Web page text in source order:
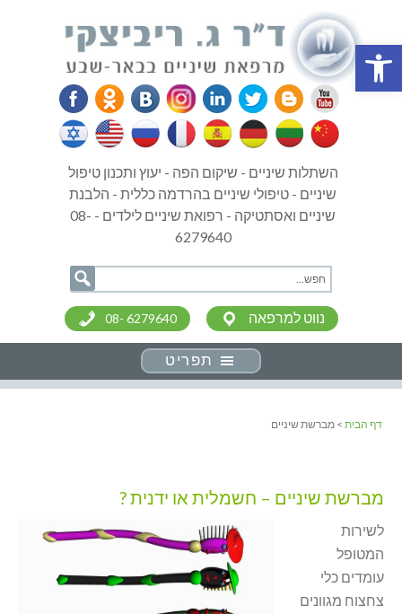
פתח סרגל נגישות
השתלות שיניים - שיקום הפה - יעוץ ותכנון טיפול
שיניים - טיפולי שיניים בהרדמה כללית - הלבנת
שיניים ואסתטיקה - רפואת שיניים לילדים - 08-
6279640
08- 6279640 נווט למרפאה
תפריט
דף הבית > מברשת שיניים
מברשת שיניים – חשמלית או ידנית ?
לשירות
המטופל
עומדים כלי
צחצוח מגוונים